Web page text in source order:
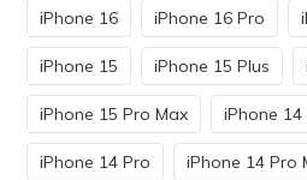
iPhone 16 iPhone 16 Pro
iPhone 15 iPhone 15 Plus
iPhone 15 Pro Max iPhone 14
iPhone 14 Pro iPhone 14 Pro